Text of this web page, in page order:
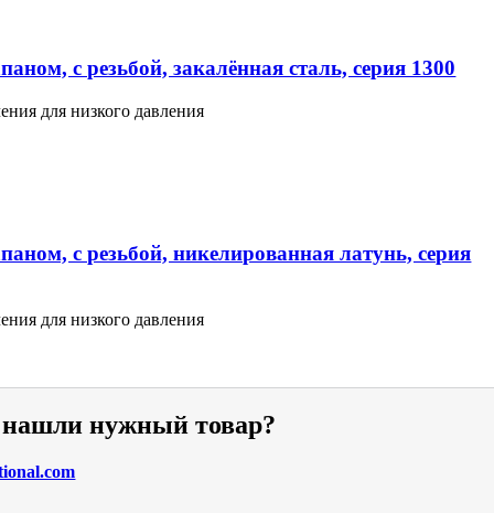
с резьбой, закалённая сталь, серия 1300
для низкого давления
с резьбой, никелированная латунь, серия
для низкого давления
нужный товар?